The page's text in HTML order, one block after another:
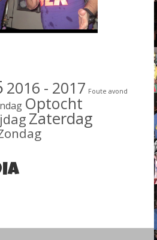
2016 - 2017 Foute avond
Optocht
Zaterdag